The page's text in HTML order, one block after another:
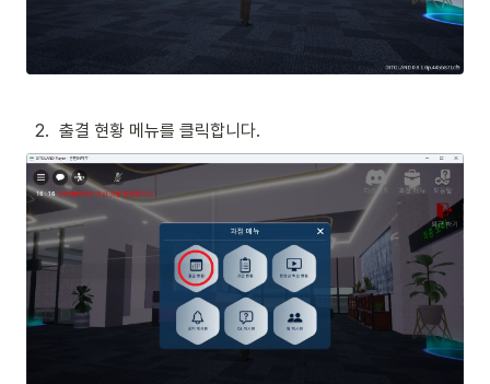
2. 출결 현황 메뉴를 클릭합니다.